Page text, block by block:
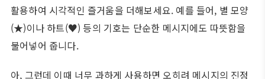
활용하여 시각적인 즐거움을 더해보세요. 예를 들어, 별 모양
(★)이나 하트(♥) 등의 기호는 단순한 메시지에도 따뜻함을
불어넣어 줍니다.
아, 그런데 이때 너무 과하게 사용하면 오히려 메시지의 진정